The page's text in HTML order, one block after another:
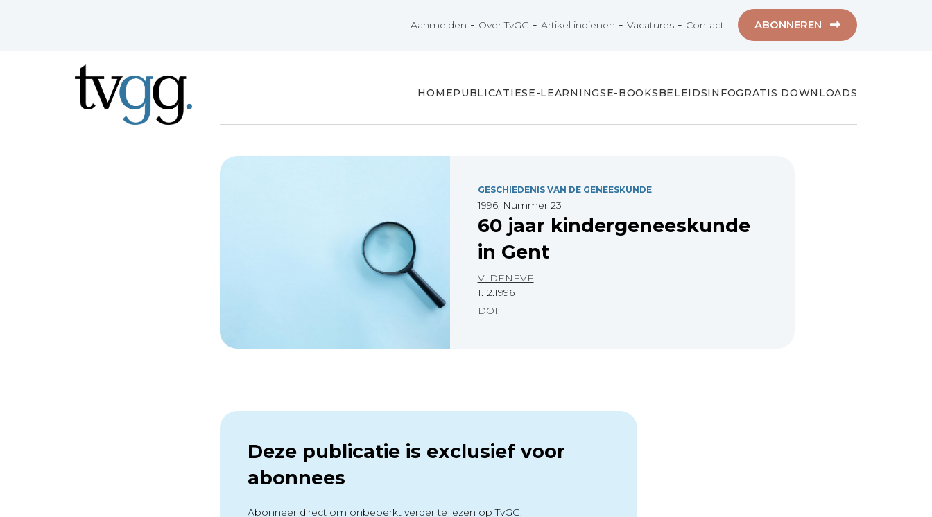
Aanmelden - Over TvGG -Artikel indienen -Vacatures - Contact ABONNEREN
HOMEPUBLICATIESE-LEARNINGSE-BOOKSBELEIDSINFOGRATIS DOWNLOADS
GESCHIEDENIS VAN DE GENEESKUNDE
1996, Nummer 23
60 jaar kindergeneeskunde
in Gent
V. DENEVE
1.12.1996
DOI:
Deze publicatie is exclusief voor
abonnees
Abonneer direct om onbeperkt verder te lezen op TvGG.